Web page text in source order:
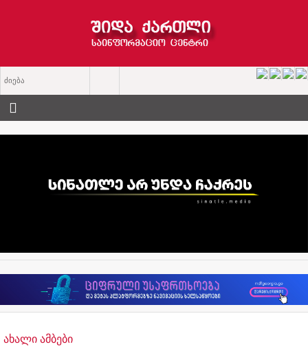
ახალი ამბები